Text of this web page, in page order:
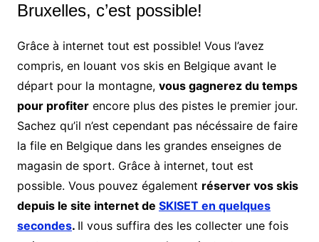
Bruxelles, c’est possible!
Grâce à internet tout est possible! Vous l’avez
compris, en louant vos skis en Belgique avant le
départ pour la montagne, vous gagnerez du temps
pour profiterencore plus des pistes le premier jour.
Sachez qu’il n’est cependant pas nécéssaire de faire
la file en Belgique dans les grandes enseignes de
magasin de sport. Grâce à internet, tout est
possible. Vous pouvez également réserver vos skis
depuis le site internet de SKISET en quelques
secondes. Il vous suffira des les collecter une fois